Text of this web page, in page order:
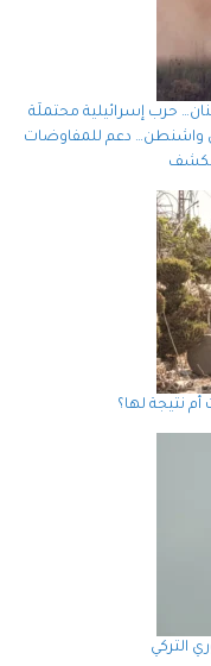
حرب إسرائيلية محتملَة
واشنطن… دعم للمفاوضات
نتيجة لها؟
التركي